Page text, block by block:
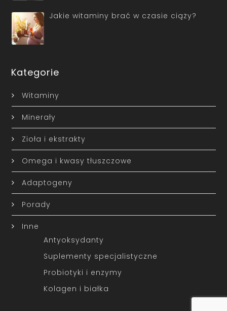
Jakie witaminy brać w czasie ciąży?
Kategorie
Witaminy
Minerały
Zioła i ekstrakty
Omega i kwasy tłuszczowe
Adaptogeny
Porady
Inne
Antyoksydanty
Suplementy specjalistyczne
Probiotyki i enzymy
Kolagen i białka